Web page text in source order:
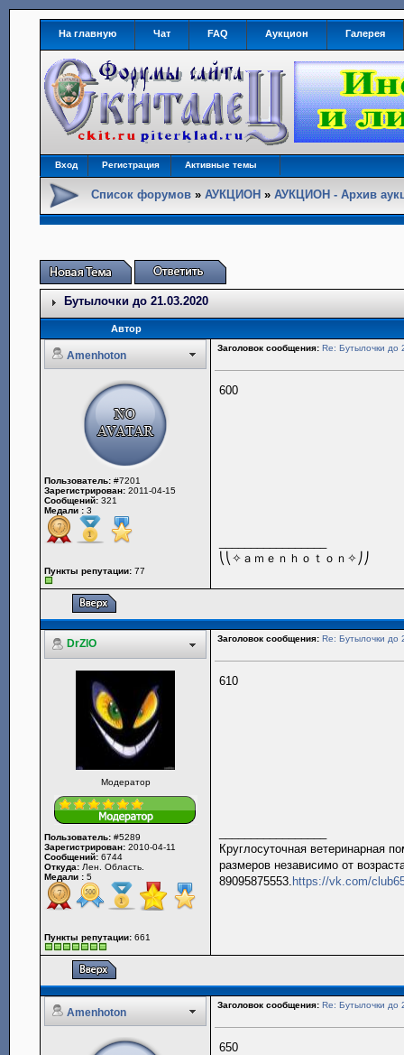
На главную Чат FAQ Аукцион Галерея
Вход Регистрация Активные темы
Список форумов »АУКЦИОН »АУКЦИОН - Архив
Бутылочки до 21.03.2020
Автор
Amenhoton
Заголовок сообщения: Re: Бутылочки до
Пользователь: #7201
Зарегистрирован: 2011-04-15
Сообщений: 321
Медали : 3
Пункты репутации: 77
600
⎝⎝✧ａｍｅｎｈｏｔｏｎ✧⎠⎠
DrZlO Заголовок сообщения: Re: Бутылочки до
Модератор
Пользователь: #5289
Зарегистрирован: 2010-04-11
Сообщений: 6744
Откуда: Лен. Область.
Медали : 5
Пункты репутации: 661
610
Круглосуточная ветеринарная
размеров независимо от
89095875553. https://vk.com/
Amenhoton
Заголовок сообщения: Re: Бутылочки до
650